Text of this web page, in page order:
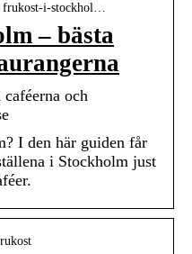
frukost-i-stockhol…
– bästa
och
I den här guiden får
i Stockholm just